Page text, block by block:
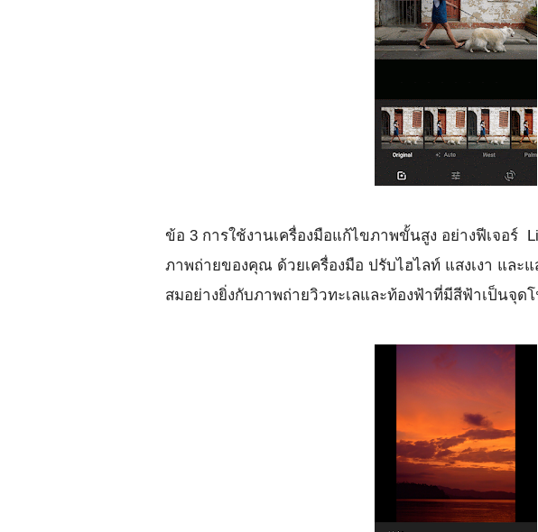
ข้อ 3 การใช้งานเครื่องมือแก้ไขภาพขั้นสูง อย่างฟีเจอร์
ภาพถ่ายของคุณ ด้วยเครื่องมือ ปรับไฮไลท์ แสงเงา และแ
สมอย่างยิ่งกับภาพถ่ายวิวทะเลและท้องฟ้าที่มีสีฟ้าเป็นจุด